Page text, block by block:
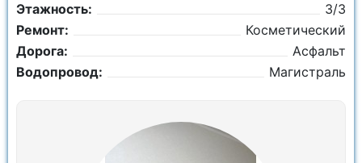
Этажность:
3/3
Ремонт:
Косметический
Дорога:
Асфальт
Водопровод:
Магистраль